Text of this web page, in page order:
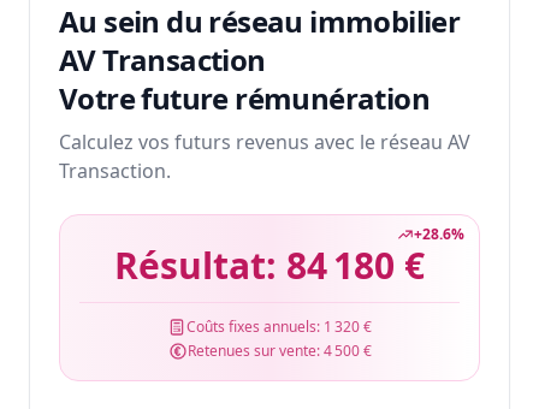
Au sein du réseau immobilier
AV Transaction
Votre future rémunération
Calculez vos futurs revenus avec le réseau AV
Transaction.
+28.6%
Résultat: 84 180 €
Coûts fixes annuels: 1 320 €
Retenues sur vente:4 500 €